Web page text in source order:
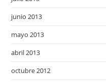
junio 2013
mayo 2013
abril 2013
octubre 2012